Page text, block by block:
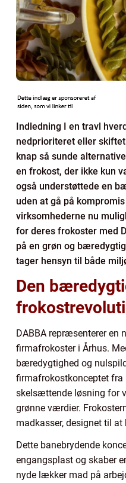
Indledning I en travl
nedprioriteret eller
knap så sunde
en frokost, der ikke kun
også understøttede en
uden at gå på
virksomhederne nu
for deres frokoster med
på en grøn og
tager hensyn til både
Den
DABBA repræsenterer en
firmafrokoster i Århus.
bæredygtighed og
firmafrokostkonceptet fra
skelsættende løsning for
grønne værdier.
madkasser, designet til
Dette banebrydende
engangsplast og skaber
nyde lækker mad på